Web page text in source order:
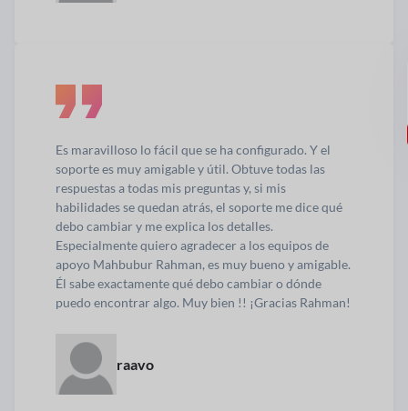
Es maravilloso lo fácil que se ha configurado. Y el
soporte es muy amigable y útil. Obtuve todas las
respuestas a todas mis preguntas y, si mis
habilidades se quedan atrás, el soporte me dice qué
debo cambiar y me explica los detalles.
Especialmente quiero agradecer a los equipos de
apoyo Mahbubur Rahman, es muy bueno y amigable.
Él sabe exactamente qué debo cambiar o dónde
puedo encontrar algo. Muy bien !! ¡Gracias Rahman!
raavo